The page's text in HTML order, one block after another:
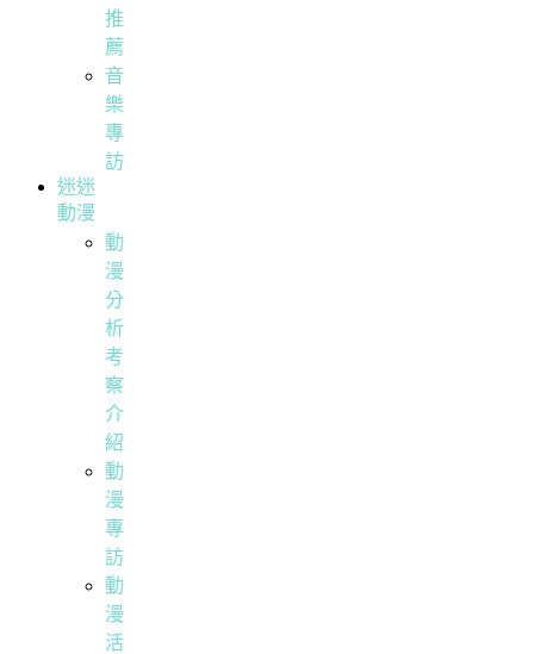
推
薦
音
樂
專
訪
迷迷
動漫
動
漫
分
析
考
察
介
紹
動
漫
專
訪
動
漫
活